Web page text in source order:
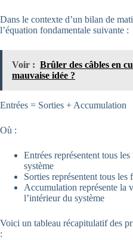
Dans le contexte d’un bilan de
l’équation fondamentale suivante :
Voir : Brûler des câbles en
mauvaise idée ?
Entrées = Sorties + Accumulation
Où :
Entrées représentent tous
système
Sorties représentent tous
Accumulation représente la
l’intérieur du système
Voici un tableau récapitulatif des
: